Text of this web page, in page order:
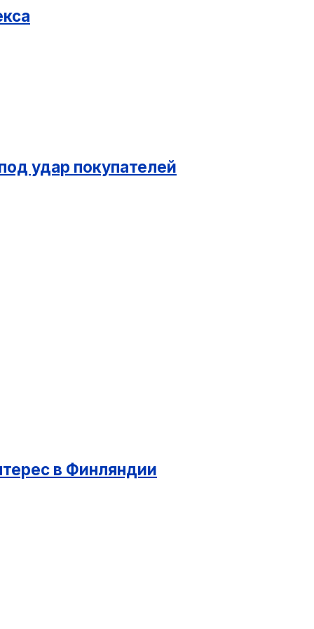
удар покупателей
в Финляндии